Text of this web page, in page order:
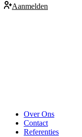
Aanmelden
Over Ons
Contact
Referenties